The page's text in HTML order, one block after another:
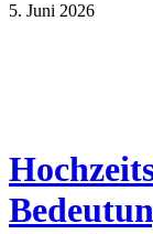
5. Juni 2026